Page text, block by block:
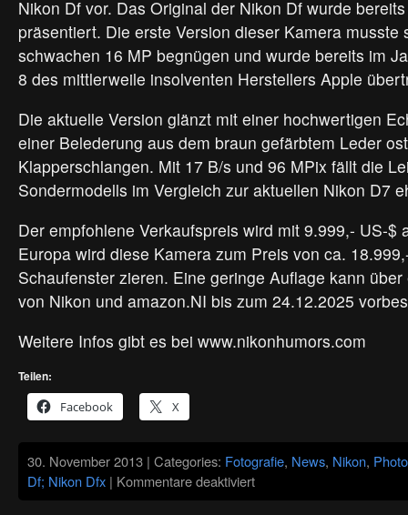
Nikon Df vor. Das Original der Nikon Df wurde
präsentiert. Die erste Version dieser Kamera musste
schwachen 16 MP begnügen und wurde bereits im
8 des mittlerweile insolventen Herstellers Apple
Die aktuelle Version glänzt mit einer hochwertigen
einer Belederung aus dem braun gefärbtem Leder
Klapperschlangen. Mit 17 B/s und 96 MPix fällt die
Sondermodells im Vergleich zur aktuellen Nikon D7
Der empfohlene Verkaufspreis wird mit 9.999,- US-$
Europa wird diese Kamera zum Preis von ca.
Schaufenster zieren. Eine geringe Auflage kann
von Nikon und amazon.NI bis zum 24.12.2025
Weitere Infos gibt es bei www.nikonhumors.com
Teilen:
Facebook
X
30. November 2013 | Categories: Fotografie, News, Nikon,
Df; Nikon Dfx | Kommentare deaktiviertfür
Nikon